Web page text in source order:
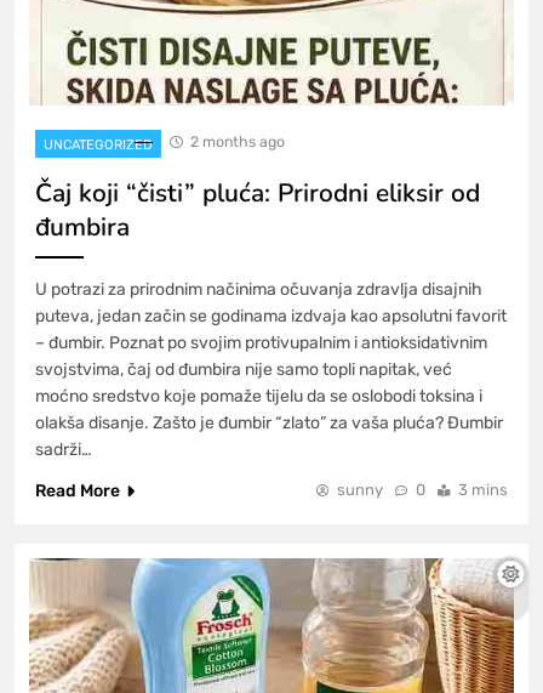
UNCATEGORIZED 2 months ago
Čaj koji “čisti” pluća: Prirodni eliksir od
đumbira
U potrazi za prirodnim načinima očuvanja zdravlja disajnih
puteva, jedan začin se godinama izdvaja kao apsolutni favorit
– đumbir. Poznat po svojim protivupalnim i antioksidativnim
svojstvima, čaj od đumbira nije samo topli napitak, već
moćno sredstvo koje pomaže tijelu da se oslobodi toksina i
olakša disanje. Zašto je đumbir “zlato” za vaša pluća? Đumbir
sadrži…
Read More
sunny 0 3 mins